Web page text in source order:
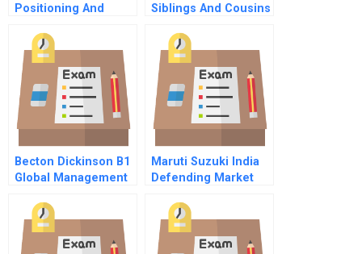
Positioning And
Strategy
Siblings And Cousins
Becton Dickinson B1
Global Management
Maruti Suzuki India
Defending Market
Segment